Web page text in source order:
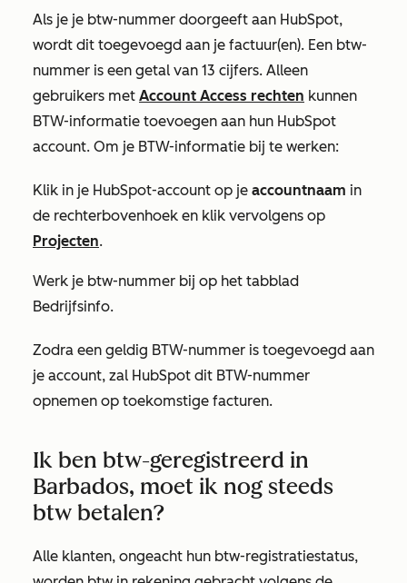
Als je je btw-nummer doorgeeft aan HubSpot,
wordt dit toegevoegd aan je factuur(en). Een btw-
nummer is een getal van 13 cijfers. Alleen
gebruikers met Account Access rechten kunnen
BTW-informatie toevoegen aan hun HubSpot
account. Om je BTW-informatie bij te werken:
Klik in je HubSpot-account op je accountnaam in
de rechterbovenhoek en klik vervolgens op
Projecten.
Werk je btw-nummer bij op het tabblad
Bedrijfsinfo.
Zodra een geldig BTW-nummer is toegevoegd aan
je account, zal HubSpot dit BTW-nummer
opnemen op toekomstige facturen.
Ik ben btw-geregistreerd in
Barbados, moet ik nog steeds
btw betalen?
Alle klanten, ongeacht hun btw-registratiestatus,